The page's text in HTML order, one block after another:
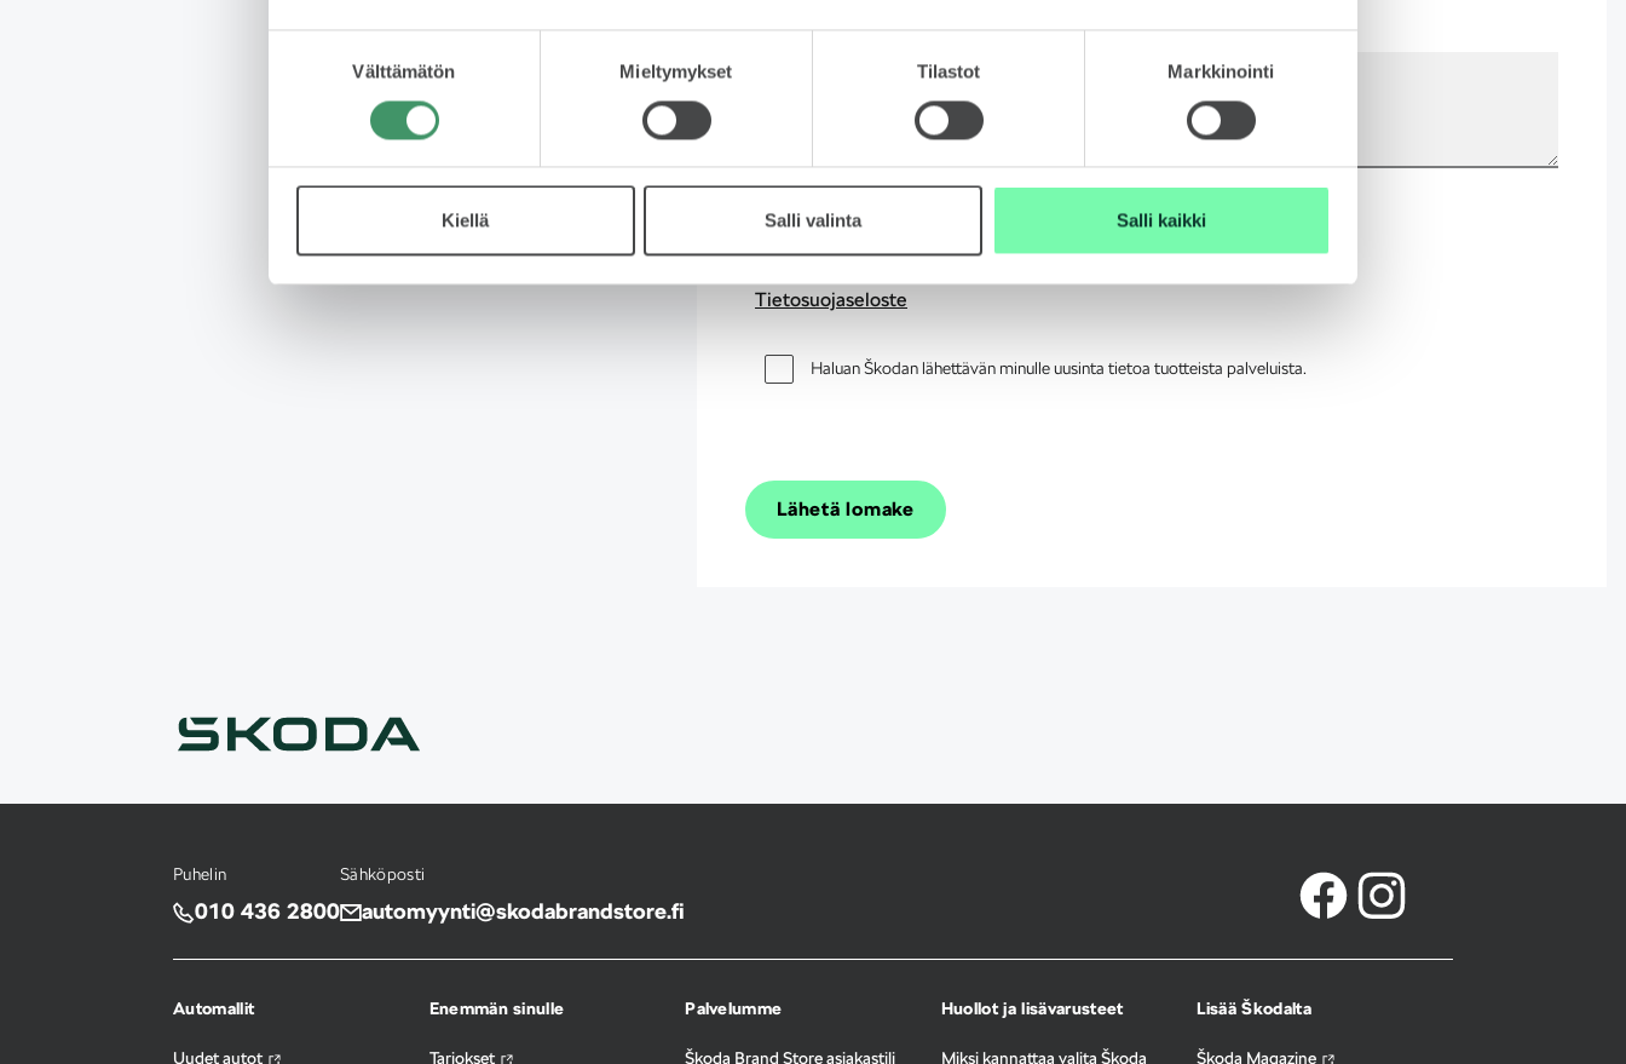
Välttämätön Mieltymykset Tilastot Markkinointi
Kiellä Salli valinta Salli kaikki
Viestisi
Hyväksyn tietosuojaselosteen.
Tietosuojaseloste
Haluan Škodan lähettävän minulle uusinta tietoa tuotteista palveluista.
Lähetä lomake
Puhelin
010 436 2800
Sähköposti
automyynti@skodabrandstore.fi
Automallit
Uudet autot
Enemmän sinulle
Tarjokset
Palvelumme
Škoda Brand Store asiakastili
Huollot ja lisävarusteet
Miksi kannattaa valita Škoda
Lisää Škodalta
Škoda Magazine